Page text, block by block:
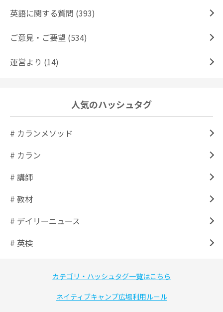
英語に関する質問 (393)
ご意見・ご要望 (534)
運営より (14)
人気のハッシュタグ
# カランメソッド
# カラン
# 講師
# 教材
# デイリーニュース
# 英検
カテゴリ・ハッシュタグ一覧はこちら
ネイティブキャンプ広場利用ルール